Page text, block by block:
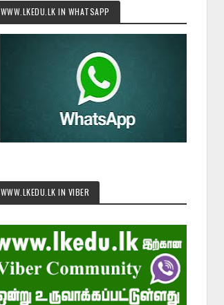
WWW.LKEDU.LK IN WHATSAPP
WWW.LKEDU.LK IN VIBER